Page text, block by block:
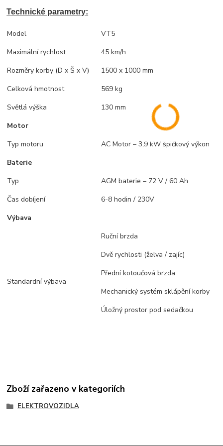
Technické parametry:
Model
VT5
Maximální rychlost
45 km/h
Rozměry korby (D x Š x V)
1500 x 1000 mm
Celková hmotnost
569 kg
Světlá výška
130 mm
Motor
Typ motoru
AC Motor – 3,9 kW špičkový výkon
Baterie
Typ
AGM baterie – 72 V / 60 Ah
Čas dobíjení
6-8 hodin / 230V
Výbava
Standardní výbava
Ruční brzda
Dvě rychlosti (želva / zajíc)
Přední kotoučová brzda
Mechanický systém sklápění korby
Úložný prostor pod sedačkou
Zboží zařazeno v kategoriích
ELEKTROVOZIDLA